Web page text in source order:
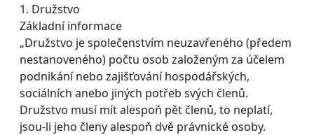
1. Družstvo
Základní informace
„Družstvo je společenstvím neuzavřeného (předem
nestanoveného) počtu osob založeným za účelem
podnikání nebo zajišťování hospodářských,
sociálních anebo jiných potřeb svých členů.
Družstvo musí mít alespoň pět členů, to neplatí,
jsou-li jeho členy alespoň dvě právnické osoby.